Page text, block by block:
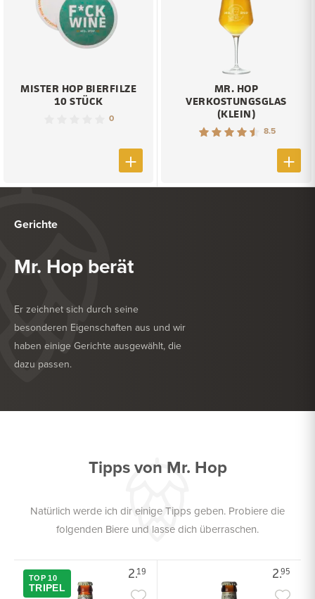
MISTER HOP BIERFILZE
10 STÜCK
0
MR. HOP
VERKOSTUNGSGLAS
(KLEIN)
8.5
Gerichte
Mr. Hop berät
Er zeichnet sich durch seine
besonderen Eigenschaften aus und wir
haben einige Gerichte ausgewählt, die
dazu passen.
KÖSTLICH ZU
Tipps von Mr. Hop
Natürlich werde ich dir einige Tipps geben. Probiere die
folgenden Biere und lasse dich überraschen.
2.19
TOP 10
TRIPEL
2.95